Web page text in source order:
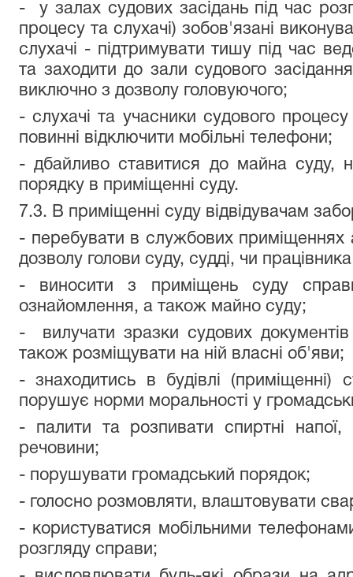
- у залах судових засідань під час
процесу та слухачі) зобов'язані
слухачі - підтримувати тишу під час
та заходити до зали судового
виключно з дозволу головуючого;
- слухачі та учасники судового
повинні відключити мобільні телефони;
- дбайливо ставитися до майна суду,
порядку в приміщенні суду.
7.3. В приміщенні суду відвідувачам
- перебувати в службових приміщеннях
дозволу голови суду, судді, чи
- виносити з приміщень суду
ознайомлення, а також майно суду;
- вилучати зразки судових
також розміщувати на ній власні об'яви;
- знаходитись в будівлі (приміщенні)
порушує норми моральності у
- палити та розпивати спиртні напої,
речовини;
- порушувати громадський порядок;
- голосно розмовляти, влаштовувати
- користуватися мобільними
розгляду справи;